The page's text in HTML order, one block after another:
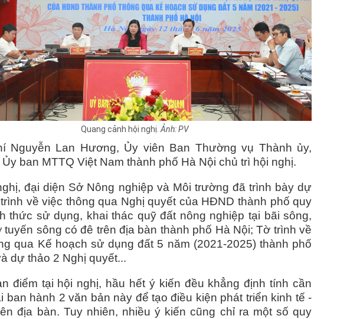
Quang cảnh hội nghị. Ảnh: PV
Nguyễn Lan Hương, Ủy viên Ban Thường vụ Thành ủy,
ban MTTQ Việt Nam thành phố Hà Nội chủ trì hội nghị.
đại diện Sở Nông nghiệp và Môi trường đã trình bày dự
về việc thông qua Nghị quyết của HĐND thành phố quy
thức sử dụng, khai thác quỹ đất nông nghiệp tại bãi sông,
tuyến sông có đê trên địa bàn thành phố Hà Nội; Tờ trình về
qua Kế hoạch sử dụng đất 5 năm (2021-2025) thành phố
dự thảo 2 Nghị quyết...
điểm tại hội nghị, hầu hết ý kiến đều khẳng định tính cần
ban hành 2 văn bản này để tạo điều kiện phát triển kinh tế -
địa bàn. Tuy nhiên, nhiều ý kiến cũng chỉ ra một số quy